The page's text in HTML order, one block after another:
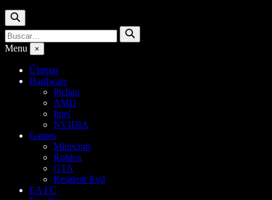
Buscar
Buscar
por:
Buscar
Menu ×
Últimas
Hardware
Pichau
AMD
Intel
NVIDIA
Games
Minecraft
Roblox
GTA
Resident Evil
EA FC